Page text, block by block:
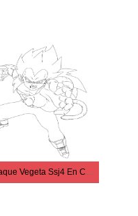
Attaque Vegeta Ssj4 En Colère